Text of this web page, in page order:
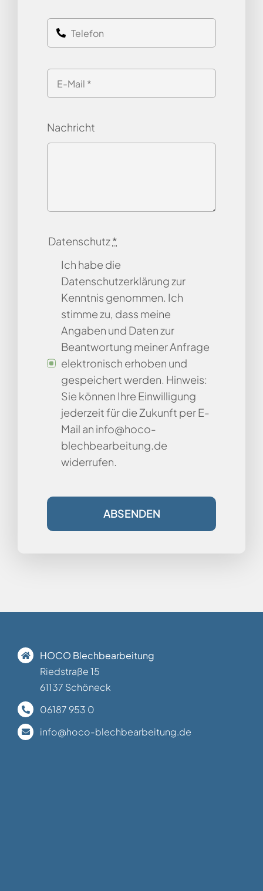
Nachricht
Datenschutz*
Ich habe die
Datenschutzerklärung zur
Kenntnis genommen. Ich
stimme zu, dass meine
Angaben und Daten zur
Beantwortung meiner Anfrage
elektronisch erhoben und
gespeichert werden. Hinweis:
Sie können Ihre Einwilligung
jederzeit für die Zukunft per E-
Mail an info@hoco-
blechbearbeitung.de
widerrufen.
ABSENDEN
HOCO Blechbearbeitung
Riedstraße 15
61137 Schöneck
06187 953 0
info@hoco-blechbearbeitung.de